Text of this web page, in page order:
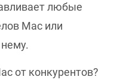
любые
Mac или
от конкурентов?